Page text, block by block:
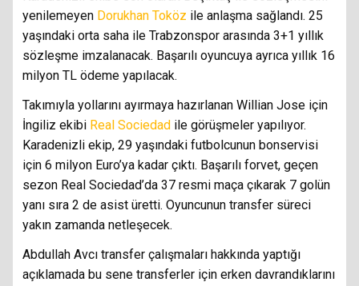
yenilemeyen Dorukhan Toköz ile anlaşma sağlandı. 25
yaşındaki orta saha ile Trabzonspor arasında 3+1 yıllık
sözleşme imzalanacak. Başarılı oyuncuya ayrıca yıllık 16
milyon TL ödeme yapılacak.
Takımıyla yollarını ayırmaya hazırlanan Willian Jose için
İngiliz ekibi Real Sociedad ile görüşmeler yapılıyor.
Karadenizli ekip, 29 yaşındaki futbolcunun bonservisi
için 6 milyon Euro’ya kadar çıktı. Başarılı forvet, geçen
sezon Real Sociedad’da 37 resmi maça çıkarak 7 golün
yanı sıra 2 de asist üretti. Oyuncunun transfer süreci
yakın zamanda netleşecek.
Abdullah Avcı transfer çalışmaları hakkında yaptığı
açıklamada bu sene transferler için erken davrandıklarını